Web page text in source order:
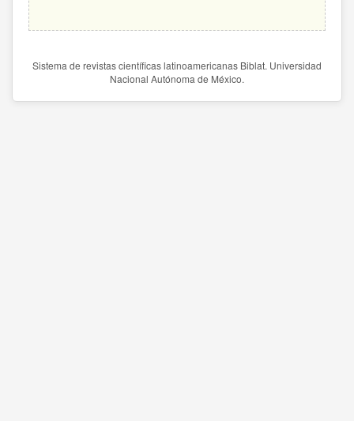
Sistema de revistas científicas latinoamericanas Biblat. Universidad
Nacional Autónoma de México.